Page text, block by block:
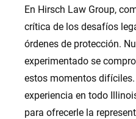
En Hirsch Law Group,
crítica de los desafíos
órdenes de protección.
experimentado se
estos momentos
experiencia en todo
para ofrecerle la